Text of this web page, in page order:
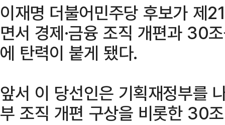
이재명 더불어민주당 후보가 제
면서 경제·금융 조직 개편과 30
에 탄력이 붙게 됐다.
앞서 이 당선인은 기획재정부를
부 조직 개편 구상을 비롯한 30